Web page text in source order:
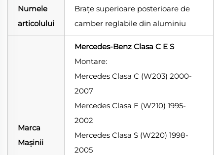
Numele
articolului
Brațe superioare posterioare de
camber reglabile din aluminiu
Marca
Mașinii
Mercedes-Benz Clasa C E S
Montare:
Mercedes Clasa C (W203) 2000-
2007
Mercedes Clasa E (W210) 1995-
2002
Mercedes Clasa S (W220) 1998-
2005